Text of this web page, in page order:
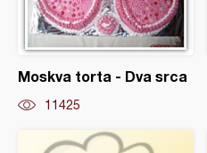
Moskva torta - Dva srca
11425